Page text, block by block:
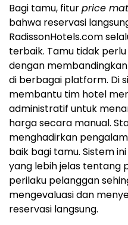
Bagi tamu, fiturprice
bahwa reservasi
RadissonHotels.com
terbaik. Tamu tidak
dengan
di berbagai platform. Di
membantu tim hotel
administratif untuk
harga secara manual.
menghadirkan
baik bagi tamu. Sistem
yang lebih jelas tentang
perilaku pelanggan
mengevaluasi dan
reservasi langsung.